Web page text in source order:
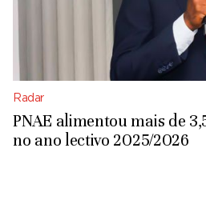
Radar
PNAE alimentou mais de
no ano lectivo 2025/2026